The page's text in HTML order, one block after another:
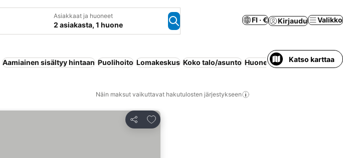
Asiakkaat ja huoneet
2 asiakasta, 1 huone
FI · € Kirjaudu Valikko
Aamiainen sisältyy hintaan Puolihoito Lomakeskus Koko talo/asunto Huoneisto palveluilla
Katso karttaa
Näin maksut vaikuttavat hakutulosten järjestykseen
Jaa
Lisää suosikkeihin